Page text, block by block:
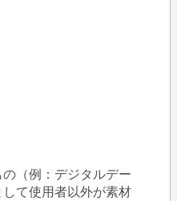
（例：デジタルデー
て使用者以外が素材